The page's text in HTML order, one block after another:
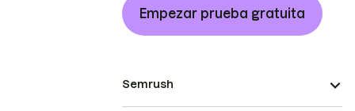
Empezar prueba gratuita
Semrush